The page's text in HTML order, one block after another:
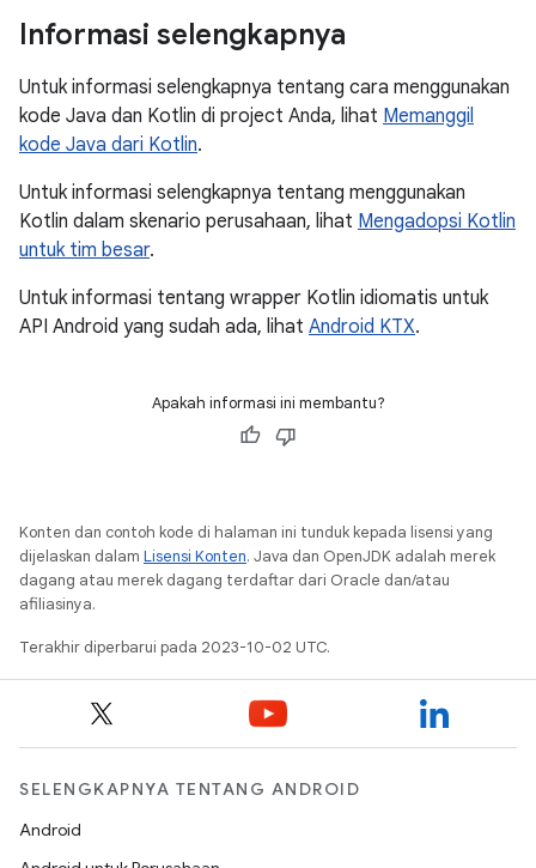
Informasi selengkapnya
Untuk informasi selengkapnya tentang cara menggunakan
kode Java dan Kotlin di project Anda, lihat Memanggil
kode Java dari Kotlin.
Untuk informasi selengkapnya tentang menggunakan
Kotlin dalam skenario perusahaan, lihat Mengadopsi Kotlin
untuk tim besar.
Untuk informasi tentang wrapper Kotlin idiomatis untuk
API Android yang sudah ada, lihat Android KTX.
Apakah informasi ini membantu?
Konten dan contoh kode di halaman ini tunduk kepada lisensi yang
dijelaskan dalam Lisensi Konten. Java dan OpenJDK adalah merek
dagang atau merek dagang terdaftar dari Oracle dan/atau
afiliasinya.
Terakhir diperbarui pada 2023-10-02 UTC.
SELENGKAPNYA TENTANG ANDROID
Android